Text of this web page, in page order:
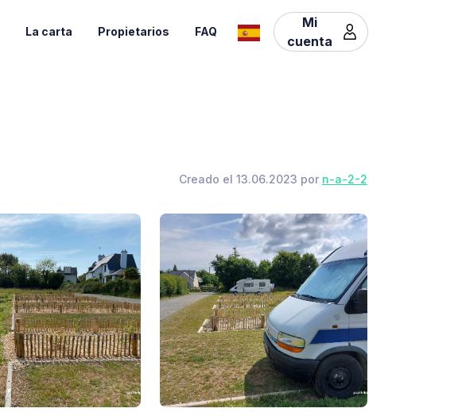
La carta Propietarios FAQ
Mi
cuenta
Creado el 13.06.2023 por n-a-2-2